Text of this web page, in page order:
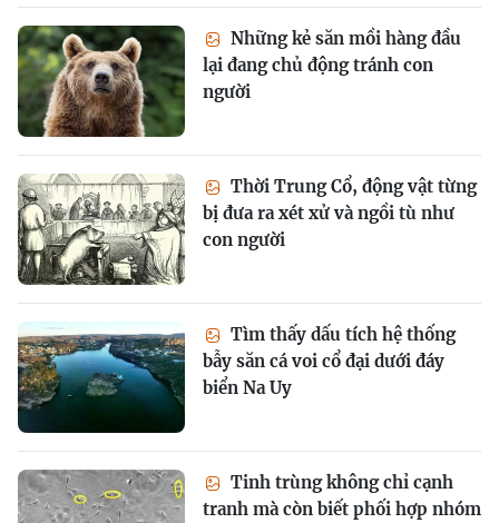
Những kẻ săn mồi hàng đầu
lại đang chủ động tránh con
người
Thời Trung Cổ, động vật từng
bị đưa ra xét xử và ngồi tù như
con người
Tìm thấy dấu tích hệ thống
bẫy săn cá voi cổ đại dưới đáy
biển Na Uy
Tinh trùng không chỉ cạnh
tranh mà còn biết phối hợp nhóm